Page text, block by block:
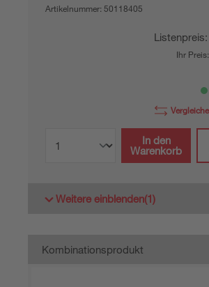
Artikelnummer: 50118405
Listenpreis:
Ihr Preis:
In den
Warenkorb
Weitere einblenden(1)
Kombinationsprodukt